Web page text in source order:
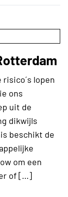
lopen
ons
uit de
dikwijls
beschikt de
om een
of […]